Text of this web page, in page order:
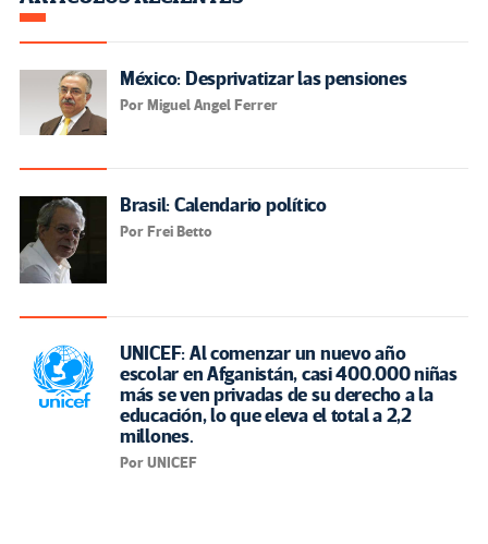
México: Desprivatizar las pensiones
Por Miguel Angel Ferrer
Brasil: Calendario político
Por Frei Betto
UNICEF: Al comenzar un nuevo año
escolar en Afganistán, casi 400.000 niñas
más se ven privadas de su derecho a la
educación, lo que eleva el total a 2,2
millones.
Por UNICEF